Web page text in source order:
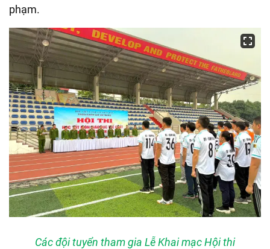
phạm.
Các đội tuyển tham gia Lễ Khai mạc Hội thi